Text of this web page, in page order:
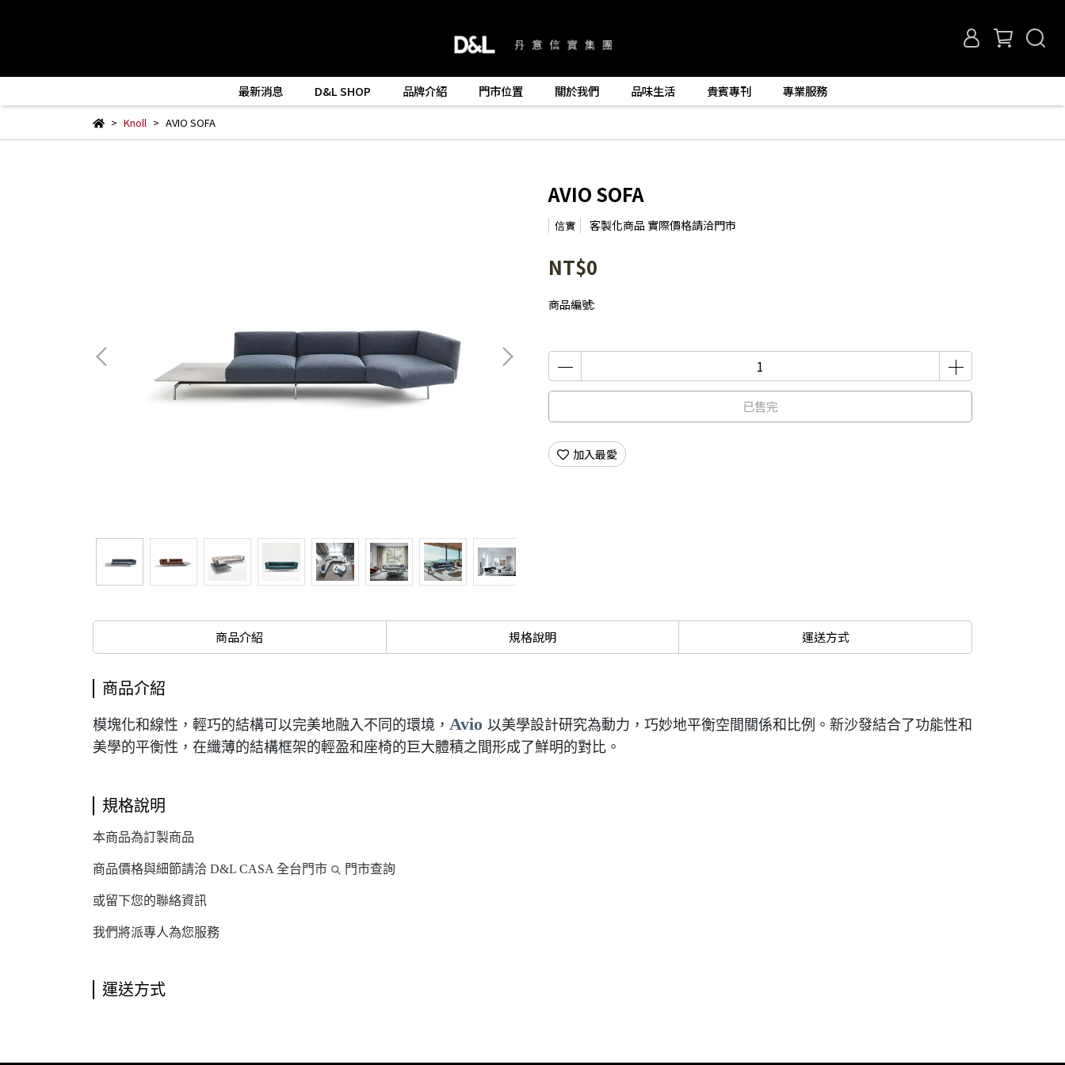
最新消息 D&L SHOP 品牌介紹 門市位置 關於我們 品味生活 貴賓專刊 專業服務
Knoll AVIO SOFA
AVIO SOFA
信實 客製化商品 實際價格請洽門市
NT$0
商品編號:
已售完
加入最愛
商品介紹 規格說明 運送方式
商品介紹
模塊化和線性，輕巧的結構可以完美地融入不同的環境， Avio 以美學設計研究為動力，巧妙地平衡空間關係和比例。新沙發結合了功能性和
美學的平衡性，在纖薄的結構框架的輕盈和座椅的巨大體積之間形成了鮮明的對比。
規格說明
本商品為訂製商品
商品價格與細節請洽 D&L CASA 全台門市 門市查詢
或留下您的聯絡資訊
我們將派專人為您服務
運送方式